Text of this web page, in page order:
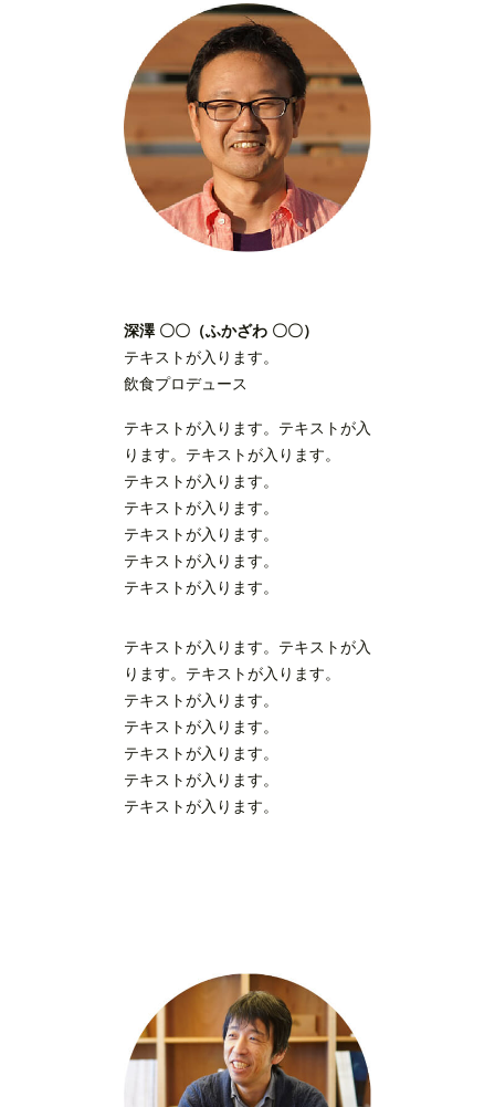
深澤 〇〇（ふかざわ 〇〇）
テキストが入ります。
飲食プロデュース
テキストが入ります。テキストが入
ります。テキストが入ります。
テキストが入ります。
テキストが入ります。
テキストが入ります。
テキストが入ります。
テキストが入ります。
テキストが入ります。テキストが入
ります。テキストが入ります。
テキストが入ります。
テキストが入ります。
テキストが入ります。
テキストが入ります。
テキストが入ります。